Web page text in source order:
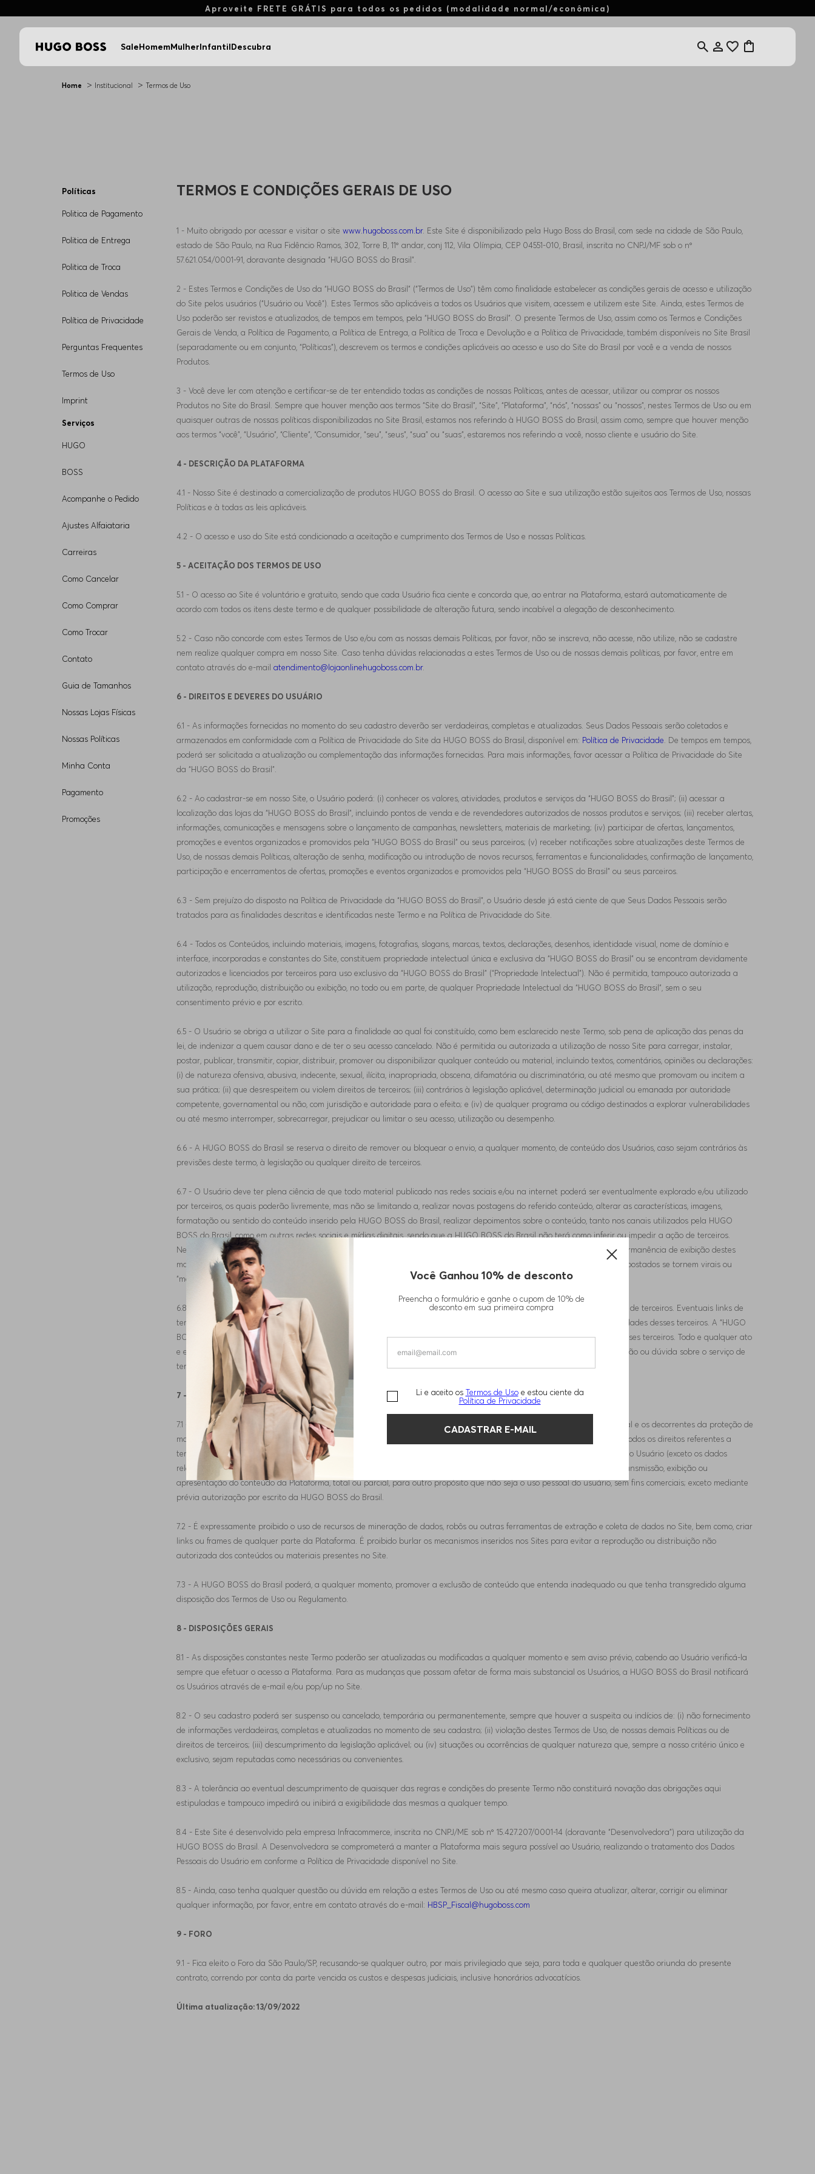
Aproveite FRETE GRÁTIS para todos os pedidos (modalidade normal/econômica)
Você Ganhou 10% de desconto
Preencha o formulário e ganhe o cupom de 10% de
desconto em sua primeira compra
Li e aceito os Termos de Uso e estou ciente da
Política de Privacidade
CADASTRAR E-MAIL
SaleHomemMulherInfantilDescubra
Home > Institucional > Termos de Uso
Políticas
Politica de Pagamento
Politica de Entrega
Politica de Troca
Politica de Vendas
Política de Privacidade
Perguntas Frequentes
Termos de Uso
Imprint
Serviços
HUGO
BOSS
Acompanhe o Pedido
Ajustes Alfaiataria
Carreiras
Como Cancelar
Como Comprar
Como Trocar
Contato
Guia de Tamanhos
Nossas Lojas Físicas
Nossas Políticas
Minha Conta
Pagamento
Promoções
TERMOS E CONDIÇÕES GERAIS DE USO
1 - Muito obrigado por acessar e visitar o site www.hugoboss.com.br. Este Site é disponibilizado pela Hugo Boss do Brasil, com sede na cidade de São Paulo,
estado de São Paulo, na Rua Fidêncio Ramos, 302, Torre B, 11º andar, conj 112, Vila Olímpia, CEP 04551-010, Brasil, inscrita no CNPJ/MF sob o nº
57.621.054/0001-91, doravante designada “HUGO BOSS do Brasil”.
2 - Estes Termos e Condições de Uso da “HUGO BOSS do Brasil” (“Termos de Uso”) têm como finalidade estabelecer as condições gerais de acesso e utilização
do Site pelos usuários (“Usuário ou Você”). Estes Termos são aplicáveis a todos os Usuários que visitem, acessem e utilizem este Site. Ainda, estes Termos de
Uso poderão ser revistos e atualizados, de tempos em tempos, pela “HUGO BOSS do Brasil”. O presente Termos de Uso, assim como os Termos e Condições
Gerais de Venda, a Política de Pagamento, a Política de Entrega, a Política de Troca e Devolução e a Política de Privacidade, também disponíveis no Site Brasil
(separadamente ou em conjunto, “Políticas”), descrevem os termos e condições aplicáveis ao acesso e uso do Site do Brasil por você e a venda de nossos
Produtos.
3 - Você deve ler com atenção e certificar-se de ter entendido todas as condições de nossas Políticas, antes de acessar, utilizar ou comprar os nossos
Produtos no Site do Brasil. Sempre que houver menção aos termos “Site do Brasil”, “Site”, “Plataforma”, “nós”, “nossas” ou “nossos”, nestes Termos de Uso ou em
quaisquer outras de nossas políticas disponibilizadas no Site Brasil, estamos nos referindo à HUGO BOSS do Brasil, assim como, sempre que houver menção
aos termos “você”, “Usuário”, “Cliente”, “Consumidor, “seu”, “seus”, “sua” ou “suas”, estaremos nos referindo a você, nosso cliente e usuário do Site.
4 - DESCRIÇÃO DA PLATAFORMA
4.1 - Nosso Site é destinado a comercialização de produtos HUGO BOSS do Brasil. O acesso ao Site e sua utilização estão sujeitos aos Termos de Uso, nossas
Políticas e à todas as leis aplicáveis.
4.2 - O acesso e uso do Site está condicionado a aceitação e cumprimento dos Termos de Uso e nossas Políticas.
5 - ACEITAÇÃO DOS TERMOS DE USO
5.1 - O acesso ao Site é voluntário e gratuito, sendo que cada Usuário fica ciente e concorda que, ao entrar na Plataforma, estará automaticamente de
acordo com todos os itens deste termo e de qualquer possibilidade de alteração futura, sendo incabível a alegação de desconhecimento.
5.2 - Caso não concorde com estes Termos de Uso e/ou com as nossas demais Políticas, por favor, não se inscreva, não acesse, não utilize, não se cadastre
nem realize qualquer compra em nosso Site. Caso tenha dúvidas relacionadas a estes Termos de Uso ou de nossas demais políticas, por favor, entre em
contato através do e-mail atendimento@lojaonlinehugoboss.com.br.
6 - DIREITOS E DEVERES DO USUÁRIO
6.1 - As informações fornecidas no momento do seu cadastro deverão ser verdadeiras, completas e atualizadas. Seus Dados Pessoais serão coletados e
armazenados em conformidade com a Política de Privacidade do Site da HUGO BOSS do Brasil, disponível em: Política de Privacidade . De tempos em tempos,
poderá ser solicitada a atualização ou complementação das informações fornecidas. Para mais informações, favor acessar a Política de Privacidade do Site
da “HUGO BOSS do Brasil”.
6.2 - Ao cadastrar-se em nosso Site, o Usuário poderá: (i) conhecer os valores, atividades, produtos e serviços da “HUGO BOSS do Brasil”; (ii) acessar a
localização das lojas da “HUGO BOSS do Brasil”, incluindo pontos de venda e de revendedores autorizados de nossos produtos e serviços; (iii) receber alertas,
informações, comunicações e mensagens sobre o lançamento de campanhas, newsletters, materiais de marketing; (iv) participar de ofertas, lançamentos,
promoções e eventos organizados e promovidos pela “HUGO BOSS do Brasil” ou seus parceiros; (v) receber notificações sobre atualizações deste Termos de
Uso, de nossas demais Políticas, alteração de senha, modificação ou introdução de novos recursos, ferramentas e funcionalidades, confirmação de lançamento,
participação e encerramentos de ofertas, promoções e eventos organizados e promovidos pela “HUGO BOSS do Brasil” ou seus parceiros.
6.3 - Sem prejuízo do disposto na Política de Privacidade da “HUGO BOSS do Brasil”, o Usuário desde já está ciente de que Seus Dados Pessoais serão
tratados para as finalidades descritas e identificadas neste Termo e na Política de Privacidade do Site.
6.4 - Todos os Conteúdos, incluindo materiais, imagens, fotografias, slogans, marcas, textos, declarações, desenhos, identidade visual, nome de domínio e
interface, incorporadas e constantes do Site, constituem propriedade intelectual única e exclusiva da “HUGO BOSS do Brasil” ou se encontram devidamente
autorizados e licenciados por terceiros para uso exclusivo da “HUGO BOSS do Brasil” (“Propriedade Intelectual”). Não é permitida, tampouco autorizada a
utilização, reprodução, distribuição ou exibição, no todo ou em parte, de qualquer Propriedade Intelectual da “HUGO BOSS do Brasil”, sem o seu
consentimento prévio e por escrito.
6.5 - O Usuário se obriga a utilizar o Site para a finalidade ao qual foi constituído, como bem esclarecido neste Termo, sob pena de aplicação das penas da
lei, de indenizar a quem causar dano e de ter o seu acesso cancelado. Não é permitida ou autorizada a utilização de nosso Site para carregar, instalar,
postar, publicar, transmitir, copiar, distribuir, promover ou disponibilizar qualquer conteúdo ou material, incluindo textos, comentários, opiniões ou declarações:
(i) de natureza ofensiva, abusiva, indecente, sexual, ilícita, inapropriada, obscena, difamatória ou discriminatória, ou até mesmo que promovam ou incitem a
sua prática; (ii) que desrespeitem ou violem direitos de terceiros; (iii) contrários à legislação aplicável, determinação judicial ou emanada por autoridade
competente, governamental ou não, com jurisdição e autoridade para o efeito; e (iv) de qualquer programa ou código destinados a explorar vulnerabilidades
ou até mesmo interromper, sobrecarregar, prejudicar ou limitar o seu acesso, utilização ou desempenho.
6.6 - A HUGO BOSS do Brasil se reserva o direito de remover ou bloquear o envio, a qualquer momento, de conteúdo dos Usuários, caso sejam contrários às
previsões deste termo, à legislação ou qualquer direito de terceiros.
6.7 - O Usuário deve ter plena ciência de que todo material publicado nas redes sociais e/ou na internet poderá ser eventualmente explorado e/ou utilizado
por terceiros, os quais poderão livremente, mas não se limitando a, realizar novas postagens do referido conteúdo, alterar as características, imagens,
formatação ou sentido do conteúdo inserido pela HUGO BOSS do Brasil, realizar depoimentos sobre o conteúdo, tanto nos canais utilizados pela HUGO
BOSS do Brasil, como em outras redes sociais e mídias digitais, sendo que a HUGO BOSS do Brasil não terá como inferir ou impedir a ação de terceiros.
Nestes casos, o Usuário reconhece que a HUGO BOSS do Brasil ficará integralmente isenta de responsabilidade sobre a permanência de exibição destes
materiais geridos por terceiros, inclusive que a HUGO BOSS do Brasil não terá qualquer responsabilidade se os conteúdos postados se tornem virais ou
“memes”.
6.8 - O Site poderá ainda conter links e redirecionar o Usuário para sites, websites, sistemas, aplicações, serviços e produtos de terceiros. Eventuais links de
terceiros no Site não representam endosso ou patrocínio da “HUGO BOSS do Brasil” quanto aos serviços, produtos ou atividades desses terceiros. A “HUGO
BOSS do Brasil” não se responsabiliza por eventuais erros, falhas, irregularidades ou defeitos na prestação dos serviços desses terceiros. Todo e qualquer ato
e evento ocorrido em sites e website de terceiros é da responsabilidade única e exclusiva desse terceiro. Qualquer reclamação ou dúvida sobre o serviço de
terceiros deverão ser sempre encaminhadas para os canais próprios desses terceiros.
7 - DIREITOS E DEVERES DA HUGO BOSS DO BRASIL
7.1 - Todo o conteúdo do Site constitui criações intelectuais originais e está protegido pelos direitos de propriedade intelectual e os decorrentes da proteção de
marcas, patentes e/ou desenhos industriais, depositadas ou registradas em nome da HUGO BOSS do Brasil, bem como de todos os direitos referentes a
terceiros que porventura estejam, ou estiveram, de alguma forma, disponíveis no Site, inclusive o que for inserido pelo próprio Usuário (exceto os dados
relativos ao seu cadastro). É expressamente proibido o uso, extração, reprodução, modificação, distribuição, republicação, transmissão, exibição ou
apresentação do conteúdo da Plataforma, total ou parcial, para outro propósito que não seja o uso pessoal do usuário, sem fins comerciais; exceto mediante
prévia autorização por escrito da HUGO BOSS do Brasil.
7.2 - É expressamente proibido o uso de recursos de mineração de dados, robôs ou outras ferramentas de extração e coleta de dados no Site, bem como, criar
links ou frames de qualquer parte da Plataforma. É proibido burlar os mecanismos inseridos nos Sites para evitar a reprodução ou distribuição não
autorizada dos conteúdos ou materiais presentes no Site.
7.3 - A HUGO BOSS do Brasil poderá, a qualquer momento, promover a exclusão de conteúdo que entenda inadequado ou que tenha transgredido alguma
disposição dos Termos de Uso ou Regulamento.
8 - DISPOSIÇÕES GERAIS
8.1 - As disposições constantes neste Termo poderão ser atualizadas ou modificadas a qualquer momento e sem aviso prévio, cabendo ao Usuário verificá-la
sempre que efetuar o acesso a Plataforma. Para as mudanças que possam afetar de forma mais substancial os Usuários, a HUGO BOSS do Brasil notificará
os Usuários através de e-mail e/ou pop/up no Site.
8.2 - O seu cadastro poderá ser suspenso ou cancelado, temporária ou permanentemente, sempre que houver a suspeita ou indícios de: (i) não fornecimento
de informações verdadeiras, completas e atualizadas no momento de seu cadastro; (ii) violação destes Termos de Uso, de nossas demais Políticas ou de
direitos de terceiros; (iii) descumprimento da legislação aplicável; ou (iv) situações ou ocorrências de qualquer natureza que, sempre a nosso critério único e
exclusivo, sejam reputadas como necessárias ou convenientes.
8.3 - A tolerância ao eventual descumprimento de quaisquer das regras e condições do presente Termo não constituirá novação das obrigações aqui
estipuladas e tampouco impedirá ou inibirá a exigibilidade das mesmas a qualquer tempo.
8.4 - Este Site é desenvolvido pela empresa Infracommerce, inscrita no CNPJ/ME sob nº 15.427.207/0001-14 (doravante “Desenvolvedora”) para utilização da
HUGO BOSS do Brasil. A Desenvolvedora se comprometerá a manter a Plataforma mais segura possível ao Usuário, realizando o tratamento dos Dados
Pessoais do Usuário em conforme a Política de Privacidade disponível no Site.
8.5 - Ainda, caso tenha qualquer questão ou dúvida em relação a estes Termos de Uso ou até mesmo caso queira atualizar, alterar, corrigir ou eliminar
qualquer informação, por favor, entre em contato através do e-mail: HBSP_Fiscal@hugoboss.com
9 - FORO
9.1 - Fica eleito o Foro da São Paulo/SP, recusando-se qualquer outro, por mais privilegiado que seja, para toda e qualquer questão oriunda do presente
contrato, correndo por conta da parte vencida os custos e despesas judiciais, inclusive honorários advocatícios.
Última atualização: 13/09/2022